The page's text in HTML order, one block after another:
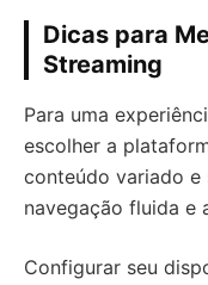
Dicas para
Streaming
Para uma
escolher a
conteúdo variado e
navegação fluida e
Configurar seu